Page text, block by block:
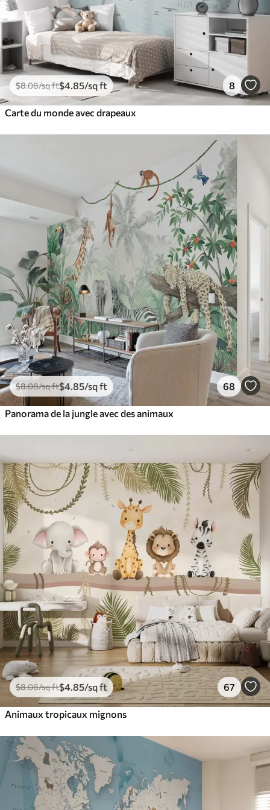
$8.08/sq ft$4 .85/sq ft 8
Carte du monde avec drapeaux
$8.08/sq ft$4 .85/sq ft 68
Panorama de la jungle avec des animaux
$8.08/sq ft$4 .85/sq ft 67
Animaux tropicaux mignons